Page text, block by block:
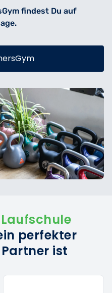
findest Du auf
Laufschule
perfekter
ist